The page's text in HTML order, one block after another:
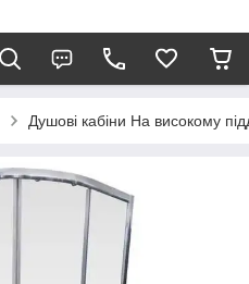
Душові кабіни На високому